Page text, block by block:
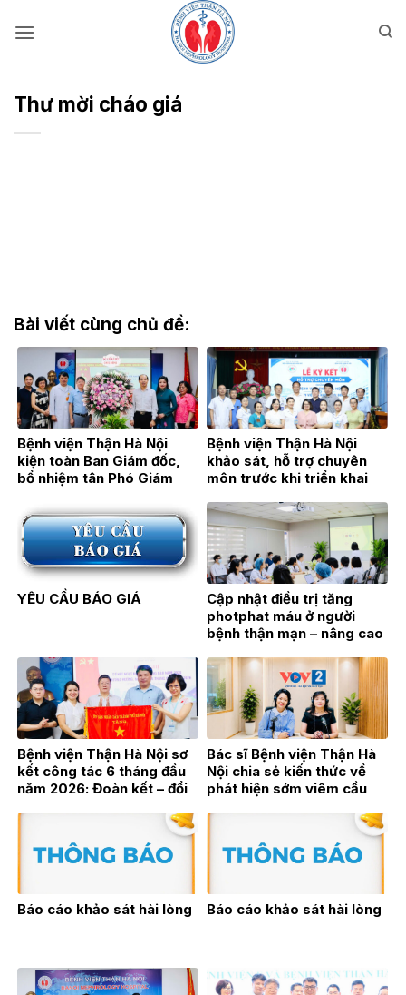
qua
Thư mời cháo giá
Bài viết cùng chủ đề:
Bệnh viện Thận Hà Nội
kiện toàn Ban Giám đốc,
bổ nhiệm tân Phó Giám
Bích Hằng
Bệnh viện Thận Hà Nội
khảo sát, hỗ trợ chuyên
môn trước khi triển khai
tại Bệnh viện Đa khoa Hoài
Đức
YÊU CẦU BÁO GIÁ
Cập nhật điều trị tăng
photphat máu ở người
bệnh thận mạn – nâng cao
hành lâm sàng
Bệnh viện Thận Hà Nội sơ
kết công tác 6 tháng đầu
năm 2026: Đoàn kết – đổi
triển bền vững
Bác sĩ Bệnh viện Thận Hà
Nội chia sẻ kiến thức về
phát hiện sớm viêm cầu
trực tiếp VOV2
Báo cáo khảo sát hài lòng Báo cáo khảo sát hài lòng